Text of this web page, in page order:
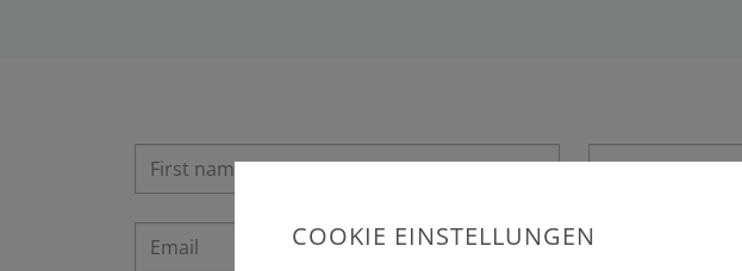
COOKIE EINSTELLUNGEN